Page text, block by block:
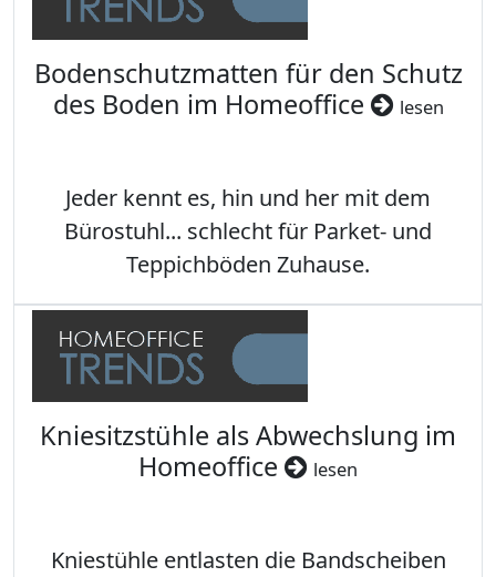
Bodenschutzmatten für den Schutz
des Boden im Homeoffice
lesen
Jeder kennt es, hin und her mit dem
Bürostuhl... schlecht für Parket- und
Teppichböden Zuhause.
Kniesitzstühle als Abwechslung im
Homeoffice
lesen
Kniestühle entlasten die Bandscheiben